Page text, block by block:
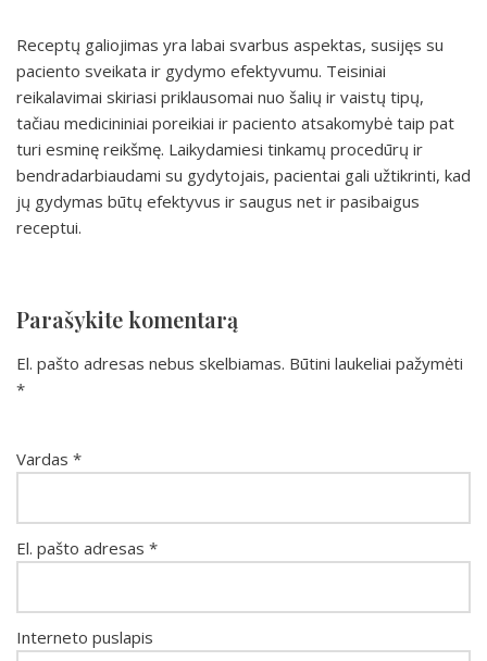
Receptų galiojimas yra labai svarbus aspektas, susijęs su
paciento sveikata ir gydymo efektyvumu. Teisiniai
reikalavimai skiriasi priklausomai nuo šalių ir vaistų tipų,
tačiau medicininiai poreikiai ir paciento atsakomybė taip pat
turi esminę reikšmę. Laikydamiesi tinkamų procedūrų ir
bendradarbiaudami su gydytojais, pacientai gali užtikrinti, kad
jų gydymas būtų efektyvus ir saugus net ir pasibaigus
receptui.
Parašykite komentarą
El. pašto adresas nebus skelbiamas. Būtini laukeliai pažymėti
*
Vardas *
El. pašto adresas *
Interneto puslapis